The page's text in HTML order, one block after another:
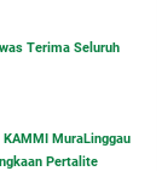
Terima Seluruh
MuraLinggau
Pertalite